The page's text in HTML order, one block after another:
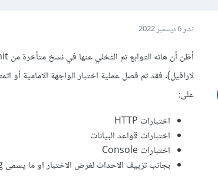
نشر6 ديسمبر 2022
على:
اختبارات HTTP
اختبارات قواعد البيانات
اختبارات Console
بجانب تزييف الاحداث لغرض الاختبار او ما يسمى Mocking